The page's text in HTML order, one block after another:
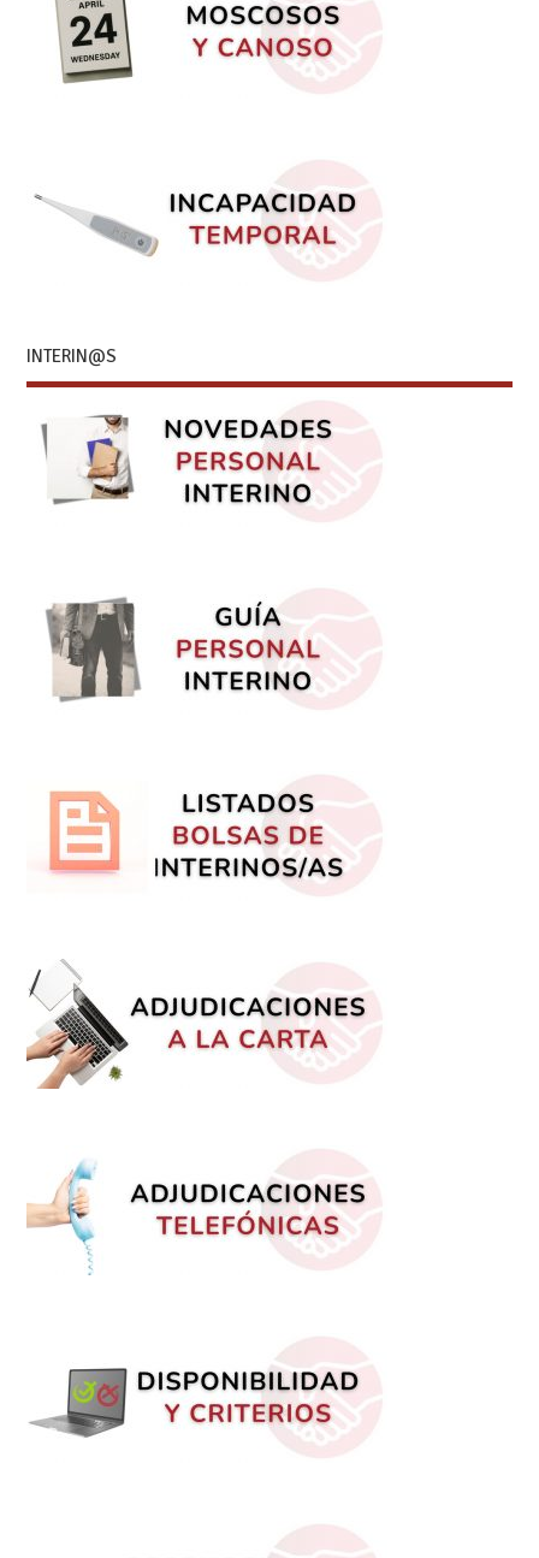
INTERIN@S